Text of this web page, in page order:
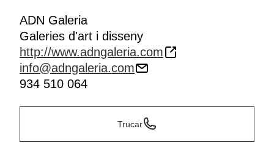
ADN Galeria
Galeries d'art i disseny
http://www.adngaleria.com
info@adngaleria.com
934 510 064
Trucar